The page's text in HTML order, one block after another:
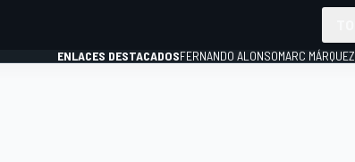
ENLACES DESTACADOSFERNANDO ALONSOMARC MÁRQUEZ